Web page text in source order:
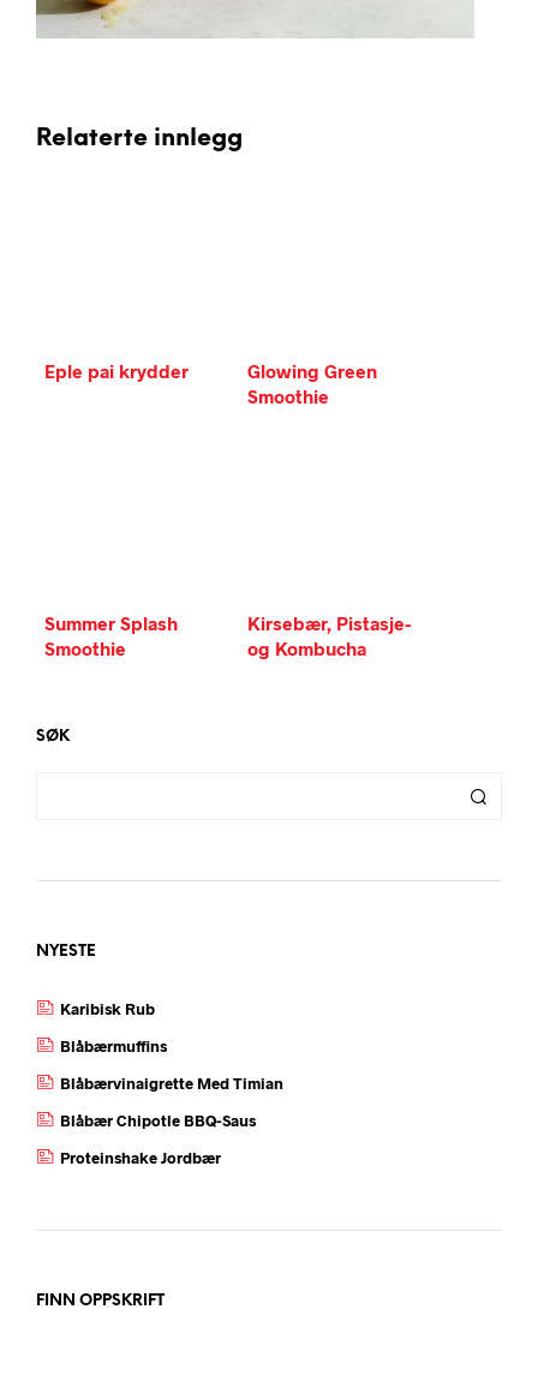
Relaterte innlegg
Eple pai krydder
Glowing Green
Smoothie
Summer Splash
Smoothie
Kirsebær, Pistasje-
og Kombucha
SØK
NYESTE
Karibisk Rub
Blåbærmuffins
Blåbærvinaigrette Med Timian
Blåbær Chipotle BBQ-Saus
Proteinshake Jordbær
FINN OPPSKRIFT